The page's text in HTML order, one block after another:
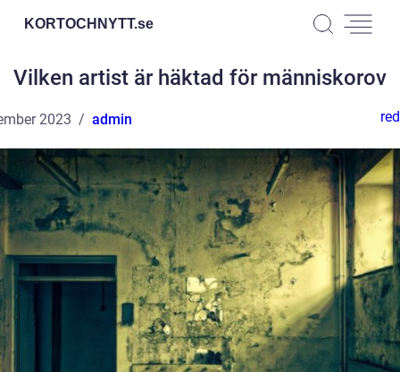
KORTOCHNYTT.se
Vilken artist är häktad för människorov
2023 admin